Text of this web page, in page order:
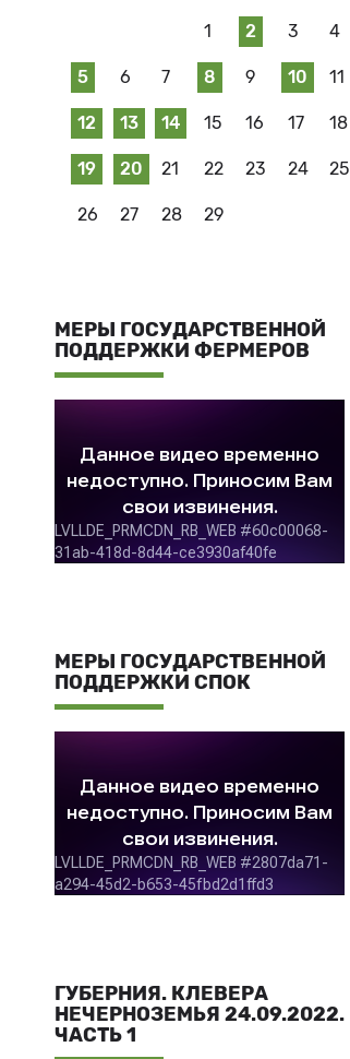
1 2 3 4
5 6 7 8 9 10 11
12 13 14 15 16 17 18
19 20 21 22 23 24 25
26 27 28 29
МЕРЫ ГОСУДАРСТВЕННОЙ
ПОДДЕРЖКИ ФЕРМЕРОВ
МЕРЫ ГОСУДАРСТВЕННОЙ
ПОДДЕРЖКИ СПОК
ГУБЕРНИЯ. КЛЕВЕРА
НЕЧЕРНОЗЕМЬЯ 24.09.2022.
ЧАСТЬ 1